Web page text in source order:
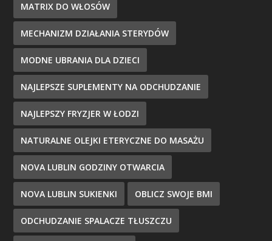
MATRIX DO WŁOSÓW
MECHANIZM DZIAŁANIA STERYDÓW
MODNE UBRANIA DLA DZIECI
NAJLEPSZE SUPLEMENTY NA ODCHUDZANIE
NAJLEPSZY FRYZJER W ŁODZI
NATURALNE OLEJKI ETERYCZNE DO MASAŻU
NOVA LUBLIN GODZINY OTWARCIA
NOVA LUBLIN SUKIENKI OBLICZ SWOJE BMI
ODCHUDZANIE SPALACZE TŁUSZCZU